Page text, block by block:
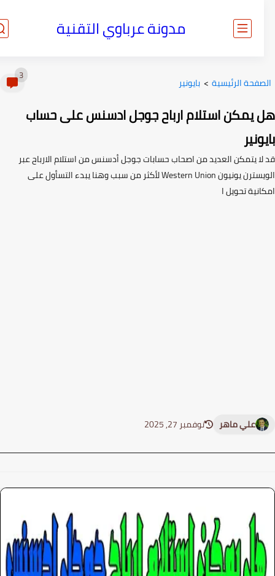
مدونة عرباوي التقنية
الرئيسية> بايونير
يمكن استلام ارباح جوجل ادسنس على حساب
يتمكن العديد من اصحاب حسابات جوجل أدسنس من استلام الارباح عبر
الويسترن يونيون Western Union لأكثر من سبب وهنا يبدء التسأول على
تحويل ا
علي ماهر نوفمبر 27, 2025